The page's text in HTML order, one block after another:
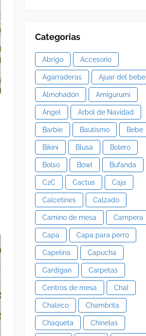
Categorias
Abrigo Accesorio
Agarraderas Ajuar del bebe
Almohadón Amigurumi
Angel Arbol de Navidad
Barbie Bautismo Bebe
Bikini Blusa Bolero
Bolso Bowl Bufanda
C2C Cactus Caja
Calcetines Calzado
Camino de mesa Campera
Capa Capa para perro
Capelina Capucha
Cardigan Carpetas
Centros de mesa Chal
Chaleco Chambrita
Chaqueta Chinelas